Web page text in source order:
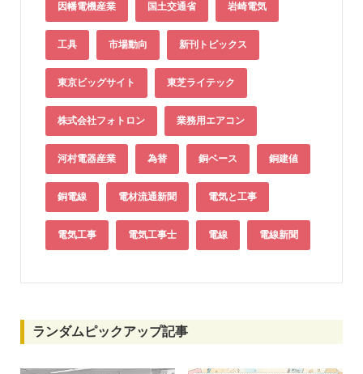
因幡電機産業 国土交通省 岩崎電気
工具 市場動向 新刊トピックス
東京ビッグサイト 東芝ライテック
株式会社フォトロン 業務用エアコン
河村電器産業 為替 銅ベース 銅建値
銅電線 電材流通新聞 電気と工事
電気工事 電気工事士 電線 電線新聞
ランダムピックアップ記事